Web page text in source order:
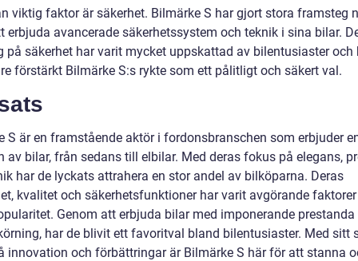
viktig faktor är säkerhet. Bilmärke S har gjort stora framsteg
erbjuda avancerade säkerhetssystem och teknik i sina bilar.
på säkerhet har varit mycket uppskattad av bilentusiaster och
förstärkt Bilmärke S:s rykte som ett pålitligt och säkert val.
S är en framstående aktör i fordonsbranschen som erbjuder
av bilar, från sedans till elbilar. Med deras fokus på elegans,
har de lyckats attrahera en stor andel av bilköparna. Deras
kvalitet och säkerhetsfunktioner har varit avgörande
Genom att erbjuda bilar med imponerande prestanda
har de blivit ett favoritval bland bilentusiaster. Med sitt
innovation och förbättringar är Bilmärke S här för att stanna